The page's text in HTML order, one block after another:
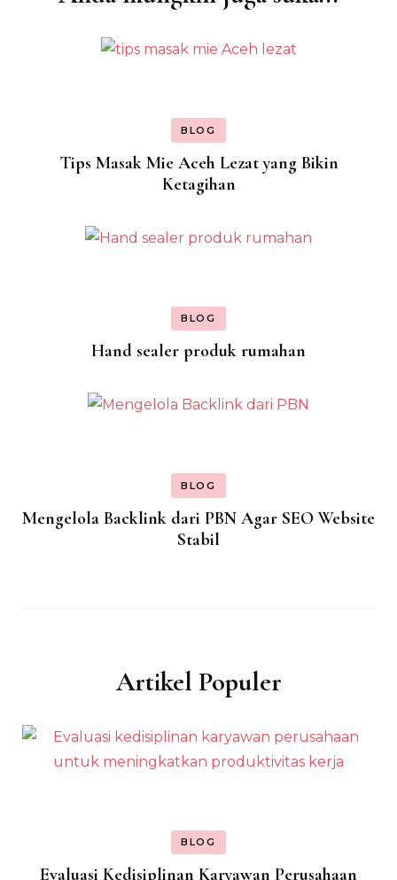
BLOG
Tips Masak Mie Aceh Lezat yang Bikin
Ketagihan
BLOG
Hand sealer produk rumahan
BLOG
Mengelola Backlink dari PBN Agar SEO Website
Stabil
Artikel Populer
BLOG
Evaluasi Kedisiplinan Karyawan Perusahaan